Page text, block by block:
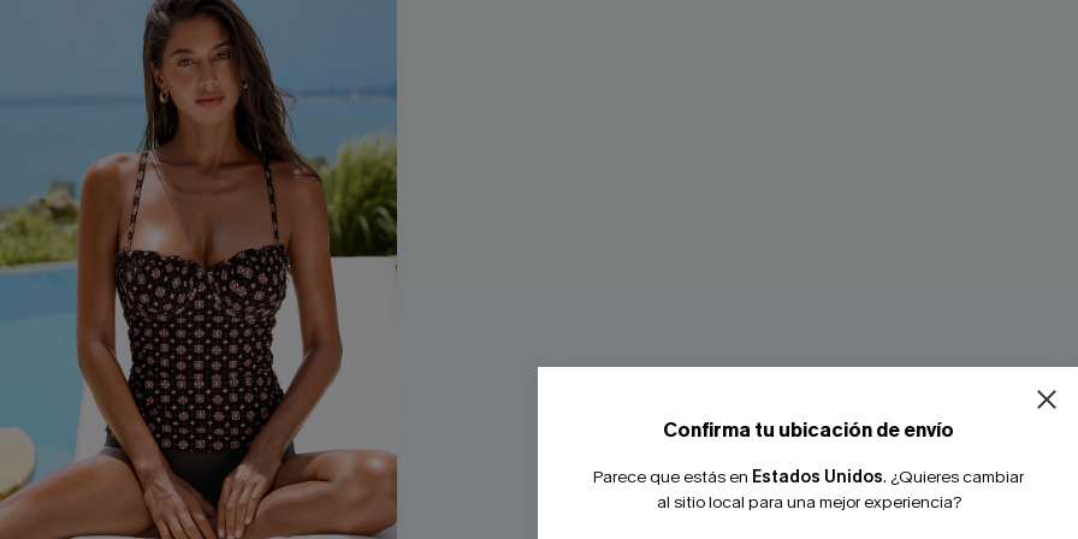
Confirma tu ubicación de envío
Parece que estás en Estados Unidos. ¿Quieres cambiar
al sitio local para una mejor experiencia?
-10% extra sin